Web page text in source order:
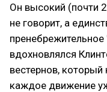
Он высокий (почти
не говорит, а
вдохновлялся
вестернов, который
каждое движение